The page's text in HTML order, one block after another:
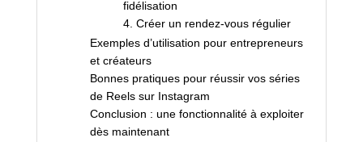
fidélisation
4. Créer un rendez-vous régulier
Exemples d’utilisation pour entrepreneurs
et créateurs
Bonnes pratiques pour réussir vos séries
de Reels sur Instagram
Conclusion : une fonctionnalité à exploiter
dès maintenant